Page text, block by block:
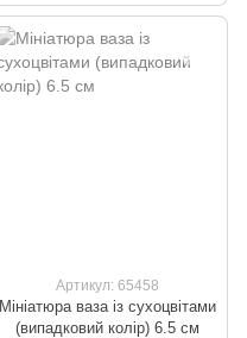
Артикул: 65458
Мініатюра ваза із сухоцвітами
(випадковий колір) 6.5 см